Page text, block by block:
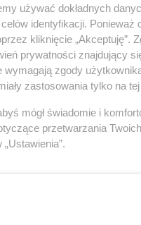
nam dyrektor
później
Nie jest to dobre
LO, XIII LO, IX LO,
kandydatów ze
zasad naboru do
oświaty
egzaminy
używać dokładnych
identyfikacji. Ponieważ
kliknięcie „Akceptuję”.
prywatności znajdujący
wymagają zgody
zastosowania tylko na
mógł świadomie i
przetwarzania